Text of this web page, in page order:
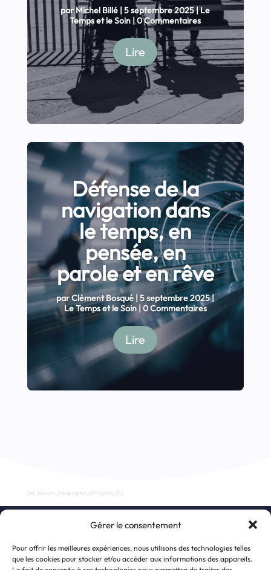
Gérer le consentement
Pour offrir les meilleures expériences, nous utilisons des technologies telles
que les cookies pour stocker et/ou accéder aux informations des appareils.
parMichel Billé |5 septembre 2025|Le
Temps et le Soin | 0 Commentaires
Lire
Défense de la
navigation dans
le temps, en
pensée, en
parole et en rêve
parClément Bosqué |5 septembre 2025|
Le Temps et le Soin| 0 Commentaires
Lire
[et_bloom_inline optin_id="optin_3"]
S’inscrire à la newsletter